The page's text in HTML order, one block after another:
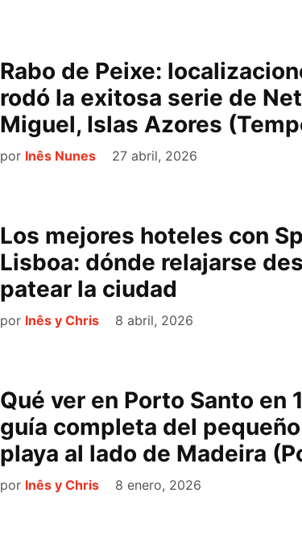
Rabo de Peixe:
rodó la exitosa serie de
Miguel, Islas Azores
por Inês Nunes 27 abril, 2026
Los mejores hoteles con
Lisboa: dónde relajarse
patear la ciudad
por Inês y Chris 8 abril, 2026
Qué ver en Porto Santo en
guía completa del
playa al lado de Madeira
por Inês y Chris 8 enero, 2026